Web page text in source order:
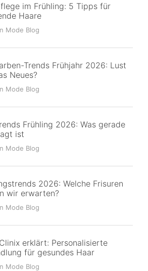
im Frühling: 5 Tipps für
Haare
Mode Blog
Trends Frühjahr 2026: Lust
Neues?
Mode Blog
Frühling 2026: Was gerade
ist
Mode Blog
2026: Welche Frisuren
wir erwarten?
Mode Blog
erklärt: Personalisierte
für gesundes Haar
Mode Blog